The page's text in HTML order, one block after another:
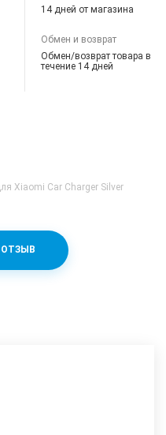
14 дней от магазина
Обмен и возврат
Обмен/возврат товара в
течение 14 дней
Xiaomi Car Charger Silver